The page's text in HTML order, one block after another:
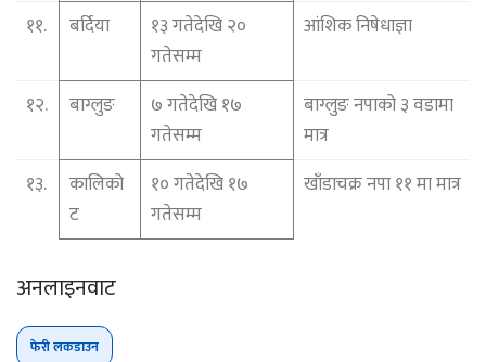
११.
बर्दिया
१३ गतेदेखि २०
गतेसम्म
आंशिक निषेधाज्ञा
१२. बाग्लुङ
७ गतेदेखि १७
गतेसम्म
बाग्लुङ नपाको ३ वडामा
मात्र
१३.
कालिको
ट
१० गतेदेखि १७
गतेसम्म
खाँडाचक्र नपा ११ मा मात्र
अनलाइनवाट
फेरी लकडाउन